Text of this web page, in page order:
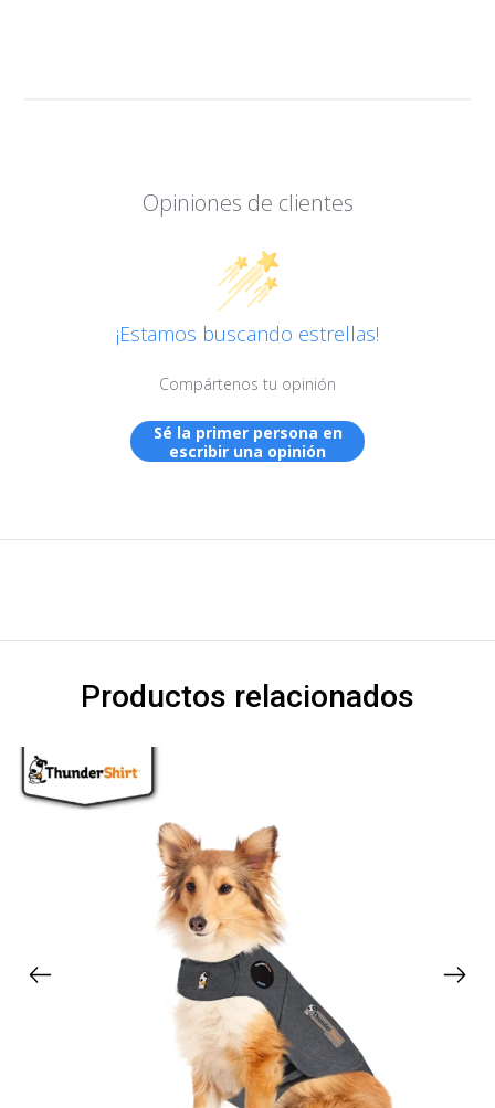
Opiniones de clientes
¡Estamos buscando estrellas!
Compártenos tu opinión
Sé la primer persona en
escribir una opinión
Productos relacionados